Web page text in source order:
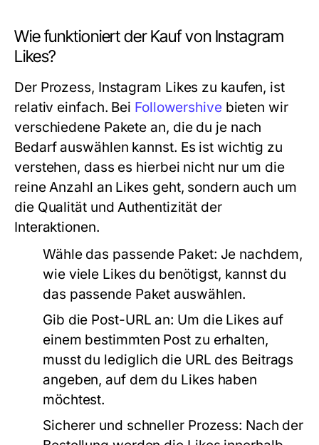
Wie funktioniert der Kauf von Instagram
Likes?
Der Prozess, Instagram Likes zu kaufen, ist
relativ einfach. Bei Followershivebieten wir
verschiedene Pakete an, die du je nach
Bedarf auswählen kannst. Es ist wichtig zu
verstehen, dass es hierbei nicht nur um die
reine Anzahl an Likes geht, sondern auch um
die Qualität und Authentizität der
Interaktionen.
Wähle das passende Paket: Je nachdem,
wie viele Likes du benötigst, kannst du
das passende Paket auswählen.
Gib die Post-URL an: Um die Likes auf
einem bestimmten Post zu erhalten,
musst du lediglich die URL des Beitrags
angeben, auf dem du Likes haben
möchtest.
Sicherer und schneller Prozess: Nach der